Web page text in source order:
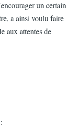
un certain
a ainsi voulu faire
aux attentes de